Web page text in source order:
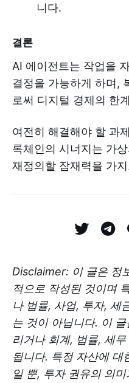
니다.
결론
AI 에이전트는 작업을
결정을 가능하게 하며,
로써 디지털 경제의 한
여전히 해결해야 할 과
록체인의 시너지는 가
재정의할 잠재력을 가
Disclaimer: 이 글은 정
적으로 작성된 것이며
나 법률, 사업, 투자, 세
는 것이 아닙니다. 이
리거나 회계, 법률, 세
됩니다. 특정 자산에 대
일 뿐, 투자 권유의 의